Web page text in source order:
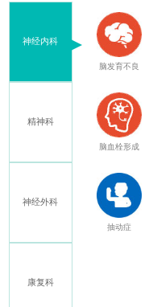
神经内科
精神科
神经外科
康复科
脑发育不良
脑血栓形成
抽动症